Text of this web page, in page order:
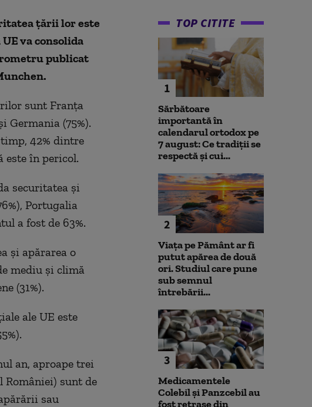
ţării lor este
va consolida
publicat
sunt Franţa
Germania (75%).
42% dintre
este în pericol.
securitatea şi
Portugalia
a fost de 63%.
şi apărarea o
mediu şi climă
(31%).
ale UE este
an, aproape trei
României) sunt de
sau
TOP CITITE
1
Sărbătoare
importantă în
calendarul ortodox pe
7 august: Ce tradiții se
respectă și cui...
2
Viața pe Pământ ar fi
putut apărea de două
ori. Studiul care pune
sub semnul
întrebării...
3
Medicamentele
Colebil și Panzcebil au
fost retrase din